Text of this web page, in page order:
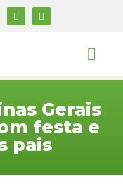
Gerais
festa e
pais